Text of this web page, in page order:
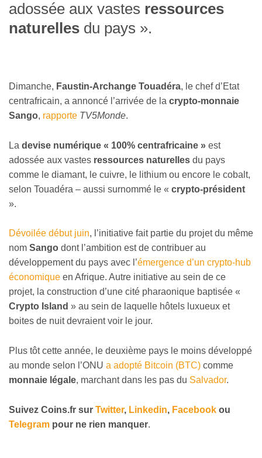
adossée aux vastes ressources
naturelles du pays ».
Dimanche, Faustin-Archange Touadéra, le chef d’Etat
centrafricain, a annoncé l’arrivée de la crypto-monnaie
Sango, rapporte TV5Monde.
La devise numérique « 100% centrafricaine » est
adossée aux vastes ressources naturelles du pays
comme le diamant, le cuivre, le lithium ou encore le cobalt,
selon Touadéra – aussi surnommé le « crypto-président
».
Dévoilée début juin, l’initiative fait partie du projet du même
nom Sango dont l’ambition est de contribuer au
développement du pays avec l’émergence d’un crypto-hub
économique en Afrique. Autre initiative au sein de ce
projet, la construction d’une cité pharaonique baptisée «
Crypto Island » au sein de laquelle hôtels luxueux et
boites de nuit devraient voir le jour.
Plus tôt cette année, le deuxième pays le moins développé
au monde selon l’ONU a adopté Bitcoin (BTC) comme
monnaie légale, marchant dans les pas du Salvador.
Suivez Coins.fr sur Twitter, Linkedin, Facebook ou
Telegram pour ne rien manquer.